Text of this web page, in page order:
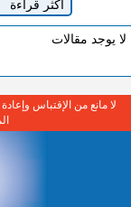
لا يوجد مقالات
لا مانع من الإقتباس